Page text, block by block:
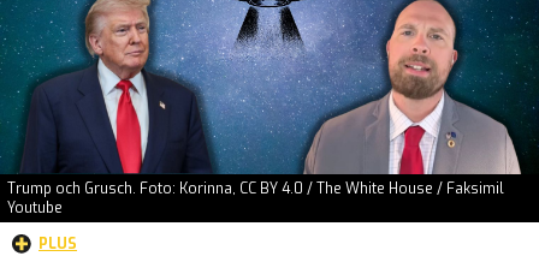
Trump och Grusch. Foto: Korinna, CC BY 4.0 / The White House / Faksimil
Youtube
PLUS